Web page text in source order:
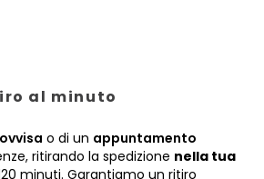
al minuto
o di un appuntamento
ritirando la spedizione nella tua
minuti. Garantiamo un ritiro